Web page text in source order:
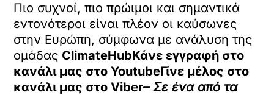
Πιο συχνοί, πιο πρώιμοι και σημαντικά
εντονότεροι είναι πλέον οι καύσωνες
στην Ευρώπη, σύμφωνα με ανάλυση της
ομάδας ClimateHubΚάνε εγγραφή στο
κανάλι μας στοYoutubeΓίνε μέλος στο
κανάλι μας στοViber– Σε ένα από τα